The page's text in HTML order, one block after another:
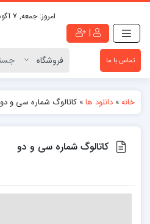
امروز: جمعه, 7 آگوست 2026
|
تماس با ما
خانه» دانلود ها» کاتالوگ شماره سی و دو
کاتالوگ شماره سی و دو